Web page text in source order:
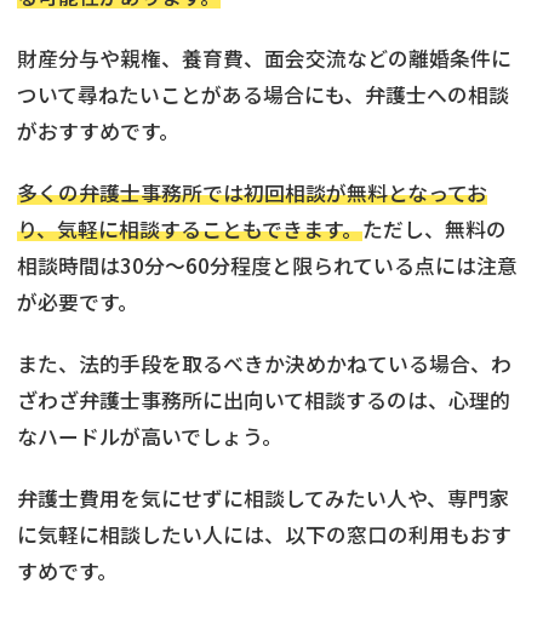
財産分与や親権、養育費、面会交流などの離婚条件に
ついて尋ねたいことがある場合にも、弁護士への相談
がおすすめです。
多くの弁護士事務所では初回相談が無料となってお
り、気軽に相談することもできます。ただし、無料の
相談時間は30分〜60分程度と限られている点には注意
が必要です。
また、法的手段を取るべきか決めかねている場合、わ
ざわざ弁護士事務所に出向いて相談するのは、心理的
なハードルが高いでしょう。
弁護士費用を気にせずに相談してみたい人や、専門家
に気軽に相談したい人には、以下の窓口の利用もおす
すめです。